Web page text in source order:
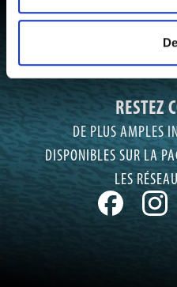
RESTEZ
DE PLUS AMPLES
DISPONIBLES SUR LA
LES